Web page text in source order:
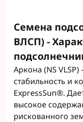
Семена
ВЛСП) -
Аркона (NS
стабильность и
ExpressSun®.
высокое
рискованного